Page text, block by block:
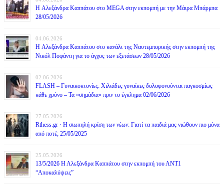
H Αλεξάνδρα Καππάτου στο MEGA στην εκπομπή με την Μάιρα Mπάρμπα
28/05/2026
04.06.2026
H Αλεξάνδρα Καππάτου στο κανάλι της Ναυτεμπορικής στην εκπομπή της
Νικόλ Ποφάντη για το άγχος των εξετάσεων 28/05/2026
02.06.2026
FLASH – Γυναικοκτονίες: Χιλιάδες γυναίκες δολοφονούνται παγκοσμίως
κάθε χρόνο – Τα «σημάδια» πριν το έγκλημα 02/06/2026
27.05.2026
Rthess.gr · Η σιωπηλή κρίση των νέων: Γιατί τα παιδιά μας νιώθουν πιο μόνα
από ποτέ; 25/05/2025
25.05.2026
13/5/2026 Η Αλεξάνδρα Καππάτου στην εκπομπή του ΑΝΤ1
“Αποκαλύψεις”